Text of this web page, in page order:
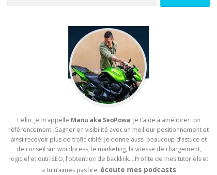
Hello, je m’appelle Manu aka SeoPowa. Je t’aide à améliorer ton
référencement. Gagner en visibilité avec un meilleur positionnement et
ainsi recevoir plus de trafic ciblé. Je donne aussi beaucoup d’astuce et
de conseil sur wordpress, le marketing, la vitesse de chargement,
logiciel et outil SEO, l’obtention de backlink… Profite de mes tutoriels et
si tu n’aimes pas lire, écoute mes podcasts